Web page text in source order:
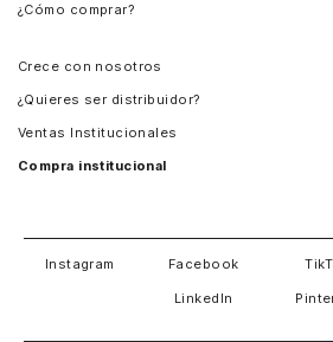
¿Cómo comprar?
Crece con nosotros
¿Quieres ser distribuidor?
Ventas Institucionales
Compra institucional
Instagram Facebook
LinkedIn